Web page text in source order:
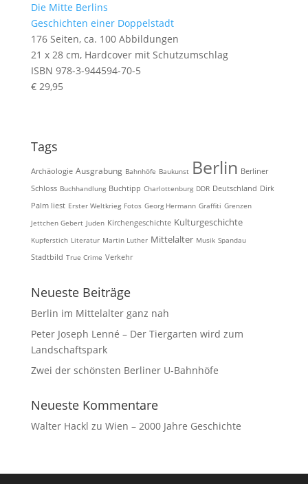
Die Mitte Berlins
Geschichten einer Doppelstadt
176 Seiten, ca. 100 Abbildungen
21 x 28 cm, Hardcover mit Schutzumschlag
ISBN 978-3-944594-70-5
€ 29,95
Tags
Archäologie Ausgrabung Bahnhöfe Baukunst Berlin Berliner
Schloss Buchhandlung Buchtipp Charlottenburg DDR Deutschland Dirk
Palm liest Erster Weltkrieg Fotos Georg Hermann Graffiti Grenzen
Jettchen Gebert Juden Kirchengeschichte Kulturgeschichte
Kupferstich Literatur Martin Luther Mittelalter Musik Spandau
Stadtbild True Crime Verkehr
Neueste Beiträge
Berlin im Mittelalter ganz nah
Peter Joseph Lenné – Der Tiergarten wird zum
Landschaftspark
Zwei der schönsten Berliner U-Bahnhöfe
Neueste Kommentare
Walter Hackl zu Wien – 2000 Jahre Geschichte